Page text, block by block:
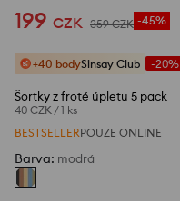
199 CZK 359 CZK -45%
+40 bodySinsay Club -20%
Šortky z froté úpletu 5 pack
40 CZK /1 ks
BESTSELLERPOUZE ONLINE
Barva: modrá